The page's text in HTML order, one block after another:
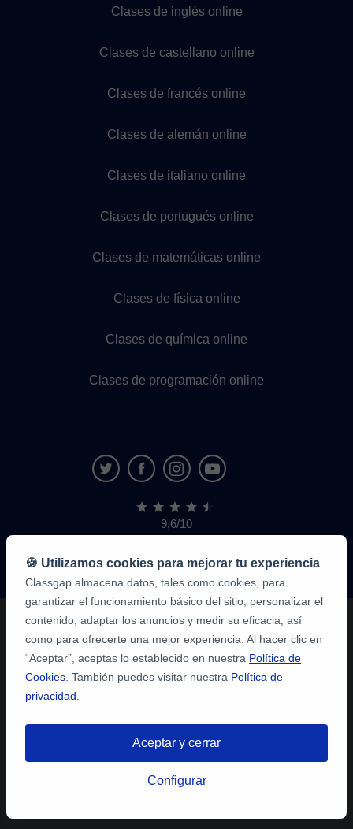
Clases de inglés online
Clases de castellano online
Clases de francés online
Clases de alemán online
Clases de italiano online
Clases de portugués online
Clases de matemáticas online
Clases de física online
Clases de química online
Clases de programación online
9,6/10
1,339,316
de
alumnos
🍪 Utilizamos cookies para mejorar tu experiencia
Classgap almacena datos, tales como cookies, para
garantizar el funcionamiento básico del sitio, personalizar el
contenido, adaptar los anuncios y medir su eficacia, así
como para ofrecerte una mejor experiencia. Al hacer clic en
“Aceptar”, aceptas lo establecido en nuestra Política de
Cookies . También puedes visitar nuestra Política de
privacidad
Aceptar y cerrar
Configurar